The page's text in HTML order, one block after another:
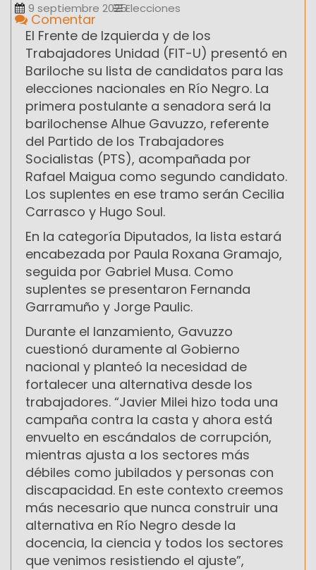
9 septiembre 2025Elecciones
Comentar
El Frente de Izquierda y de los
Trabajadores Unidad (FIT-U) presentó en
Bariloche su lista de candidatos para las
elecciones nacionales en Río Negro. La
primera postulante a senadora será la
barilochense Alhue Gavuzzo, referente
del Partido de los Trabajadores
Socialistas (PTS), acompañada por
Rafael Maigua como segundo candidato.
Los suplentes en ese tramo serán Cecilia
Carrasco y Hugo Soul.
En la categoría Diputados, la lista estará
encabezada por Paula Roxana Gramajo,
seguida por Gabriel Musa. Como
suplentes se presentaron Fernanda
Garramuño y Jorge Paulic.
Durante el lanzamiento, Gavuzzo
cuestionó duramente al Gobierno
nacional y planteó la necesidad de
fortalecer una alternativa desde los
trabajadores. “Javier Milei hizo toda una
campaña contra la casta y ahora está
envuelto en escándalos de corrupción,
mientras ajusta a los sectores más
débiles como jubilados y personas con
discapacidad. En este contexto creemos
más necesario que nunca construir una
alternativa en Río Negro desde la
docencia, la ciencia y todos los sectores
que venimos resistiendo el ajuste”,